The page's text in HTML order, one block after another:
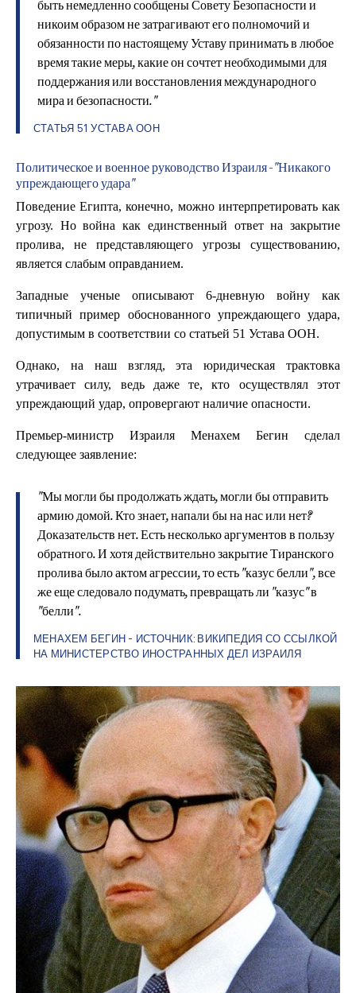
быть немедленно сообщены Совету Безопасности и
никоим образом не затрагивают его полномочий и
обязанности по настоящему Уставу принимать в любое
время такие меры, какие он сочтет необходимыми для
поддержания или восстановления международного
мира и безопасности."
СТАТЬЯ 51 УСТАВА ООН
Политическое и военное руководство Израиля - "Никакого
упреждающего удара"
Поведение Египта, конечно, можно интерпретировать как
угрозу. Но война как единственный ответ на закрытие
пролива, не представляющего угрозы существованию,
является слабым оправданием.
Западные ученые описывают 6-дневную войну как
типичный пример обоснованного упреждающего удара,
допустимым в соответствии со статьей 51 Устава ООН.
Однако, на наш взгляд, эта юридическая трактовка
утрачивает силу, ведь даже те, кто осуществлял этот
упреждающий удар, опровергают наличие опасности.
Премьер-министр Израиля Менахем Бегин сделал
следующее заявление:
"Мы могли бы продолжать ждать, могли бы отправить
армию домой. Кто знает, напали бы на нас или нет?
Доказательств нет. Есть несколько аргументов в пользу
обратного. И хотя действительно закрытие Тиранского
пролива было актом агрессии, то есть "казус белли", все
же еще следовало подумать, превращать ли "казус" в
"белли".
МЕНАХЕМ БЕГИН - ИСТОЧНИК: ВИКИПЕДИЯ СО ССЫЛКОЙ
НА МИНИСТЕРСТВО ИНОСТРАННЫХ ДЕЛ ИЗРАИЛЯ